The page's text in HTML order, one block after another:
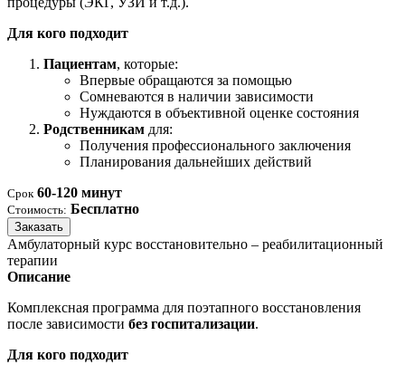
Для кого подходит
Пациентам, которые:
Впервые обращаются за помощью
Сомневаются в наличии зависимости
Нуждаются в объективной оценке состояния
Родственникам для:
Получения профессионального заключения
Планирования дальнейших действий
Срок 60-120 минут
Стоимость: Бесплатно
Заказать
Амбулаторный курс восстановительно – реабилитационный
терапии
Описание
Комплексная программа для поэтапного восстановления
после зависимости без госпитализации.
Для кого подходит